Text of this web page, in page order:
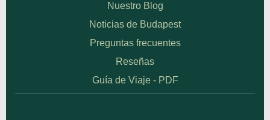
Nuestro Blog
Noticias de Budapest
Preguntas frecuentes
Reseñas
Guía de Viaje - PDF